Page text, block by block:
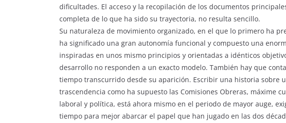
dificultades. El acceso y la recopilación de los documentos
completa de lo que ha sido su trayectoria, no resulta sencillo.
Su naturaleza de movimiento organizado, en el que lo primero ha
ha significado una gran autonomía funcional y compuesto una
inspiradas en unos mismo principios y orientadas a idénticos
desarrollo no responden a un exacto modelo. También hay que
tiempo transcurrido desde su aparición. Escribir una historia sobre
trascendencia como ha supuesto las Comisiones Obreras, máxime
laboral y política, está ahora mismo en el periodo de mayor auge,
tiempo para mejor abarcar el papel que han jugado en las dos